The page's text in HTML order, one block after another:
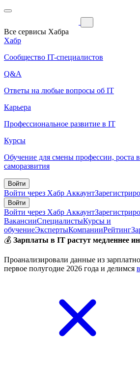
Все сервисы Хабра
Хабр
Сообщество IT-специалистов
Q&A
Ответы на любые вопросы об IT
Карьера
Профессиональное развитие в IT
Курсы
Обучение для смены профессии, роста в
саморазвития
Войти
Войти через Хабр Аккаунт
Войти
Войти через Хабр Аккаунт
ВакансииСпециалистыКурсы и
обучениеЭкспертыКомпанииРейтинг
💰 Зарплаты в IT растут медленнее
Проанализировали данные из
первое полугодие 2026 года и делимся